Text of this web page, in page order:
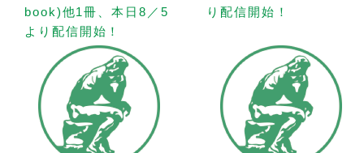
book)他1冊、本日8／5
より配信開始！
り配信開始！